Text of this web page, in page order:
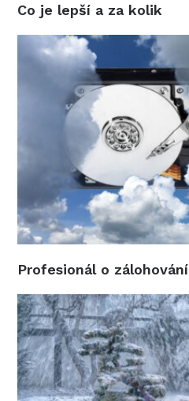
Co je lepší a za kolik
Profesionál o zálohování